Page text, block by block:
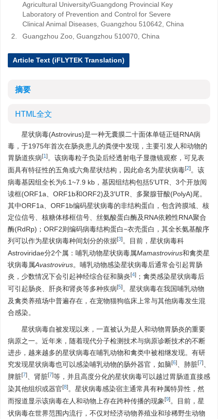
Agricultural University/Guangdong Provincial Key
Laboratory of Prevention and Control for Severe
Clinical Animal Diseases, Guangzhou 510642, China
2.
Guangzhou Zoo, Guangzhou 510070, China
Article Text (iFLYTEK Translation)
摘要
HTML全文
星状病毒(Astrovirus)是一种无囊膜二十面体单链正链RNA病
毒，于1975年首次在肠炎患儿的粪便中发现，主要引发人和动物的
胃肠道疾病[1]。该病毒粒子负染后经透射电子显微镜观察，可见表
面具有特征性的五角或六角星状结构，因此命名为星状病毒[2]。该
病毒基因组全长为6.1~7.9 kb，基因组结构包括5′UTR、3个开放阅
读框(ORF1a、ORF1b和ORF2)及3′UTR、多聚腺苷酸(PolyA)尾。
其中ORF1a、ORF1b编码星状病毒的非结构蛋白，包含跨膜域、核
定位信号、核糖体移框信号、丝氨酸蛋白酶及RNA依赖性RNA聚合
酶(RdRp)；ORF2则编码病毒结构蛋白−衣壳蛋白，其全长氨基酸序
列可以作为星状病毒种间划分的依据[3]。目前，星状病毒科
Astroviridae分2个属：哺乳动物星状病毒属Mamastrovirus和禽类星
状病毒属Avastrovirus。哺乳动物感染星状病毒后通常会引起胃肠
炎，少数情况下会引起神经综合征和脑炎[4] ；禽类感染星状病毒后
可引起肠炎、肝炎和肾炎等多种疾病[5]。星状病毒在我国哺乳动物
及禽类养殖场中普遍存在，在宠物猫狗临床上常与其他病毒发生混
合感染。
星状病毒自被发现以来，一直被认为是人和动物胃肠炎的重要
病原之一。近年来，随着现代分子检测技术与病原诊断技术的不断
进步，越来越多的星状病毒在哺乳动物和禽类中被相继发现。有研
究发现星状病毒也可以感染哺乳动物的肠外器官，如脑[6] 、肺脏[7]
脾脏[7] 、肾脏[7]等，并且高度分化的星状病毒可以越过胃肠道直接感
染其他组织或器官[8]。星状病毒感染宿主通常具有种属特异性，然
而报道显示该病毒在人和动物上存在跨种传播的现象[9]。目前，星
状病毒在世界范围内流行，不仅对经济动物养殖业和珍稀野生动物